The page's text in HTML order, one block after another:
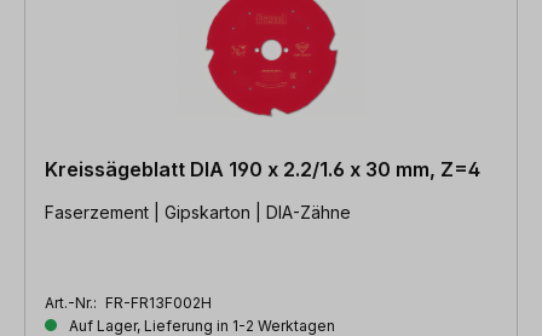
Kreissägeblatt DIA 190 x 2.2/1.6 x 30 mm, Z=4
Faserzement | Gipskarton | DIA-Zähne
Art.-Nr.: FR-FR13F002H
Auf Lager, Lieferung in 1-2 Werktagen